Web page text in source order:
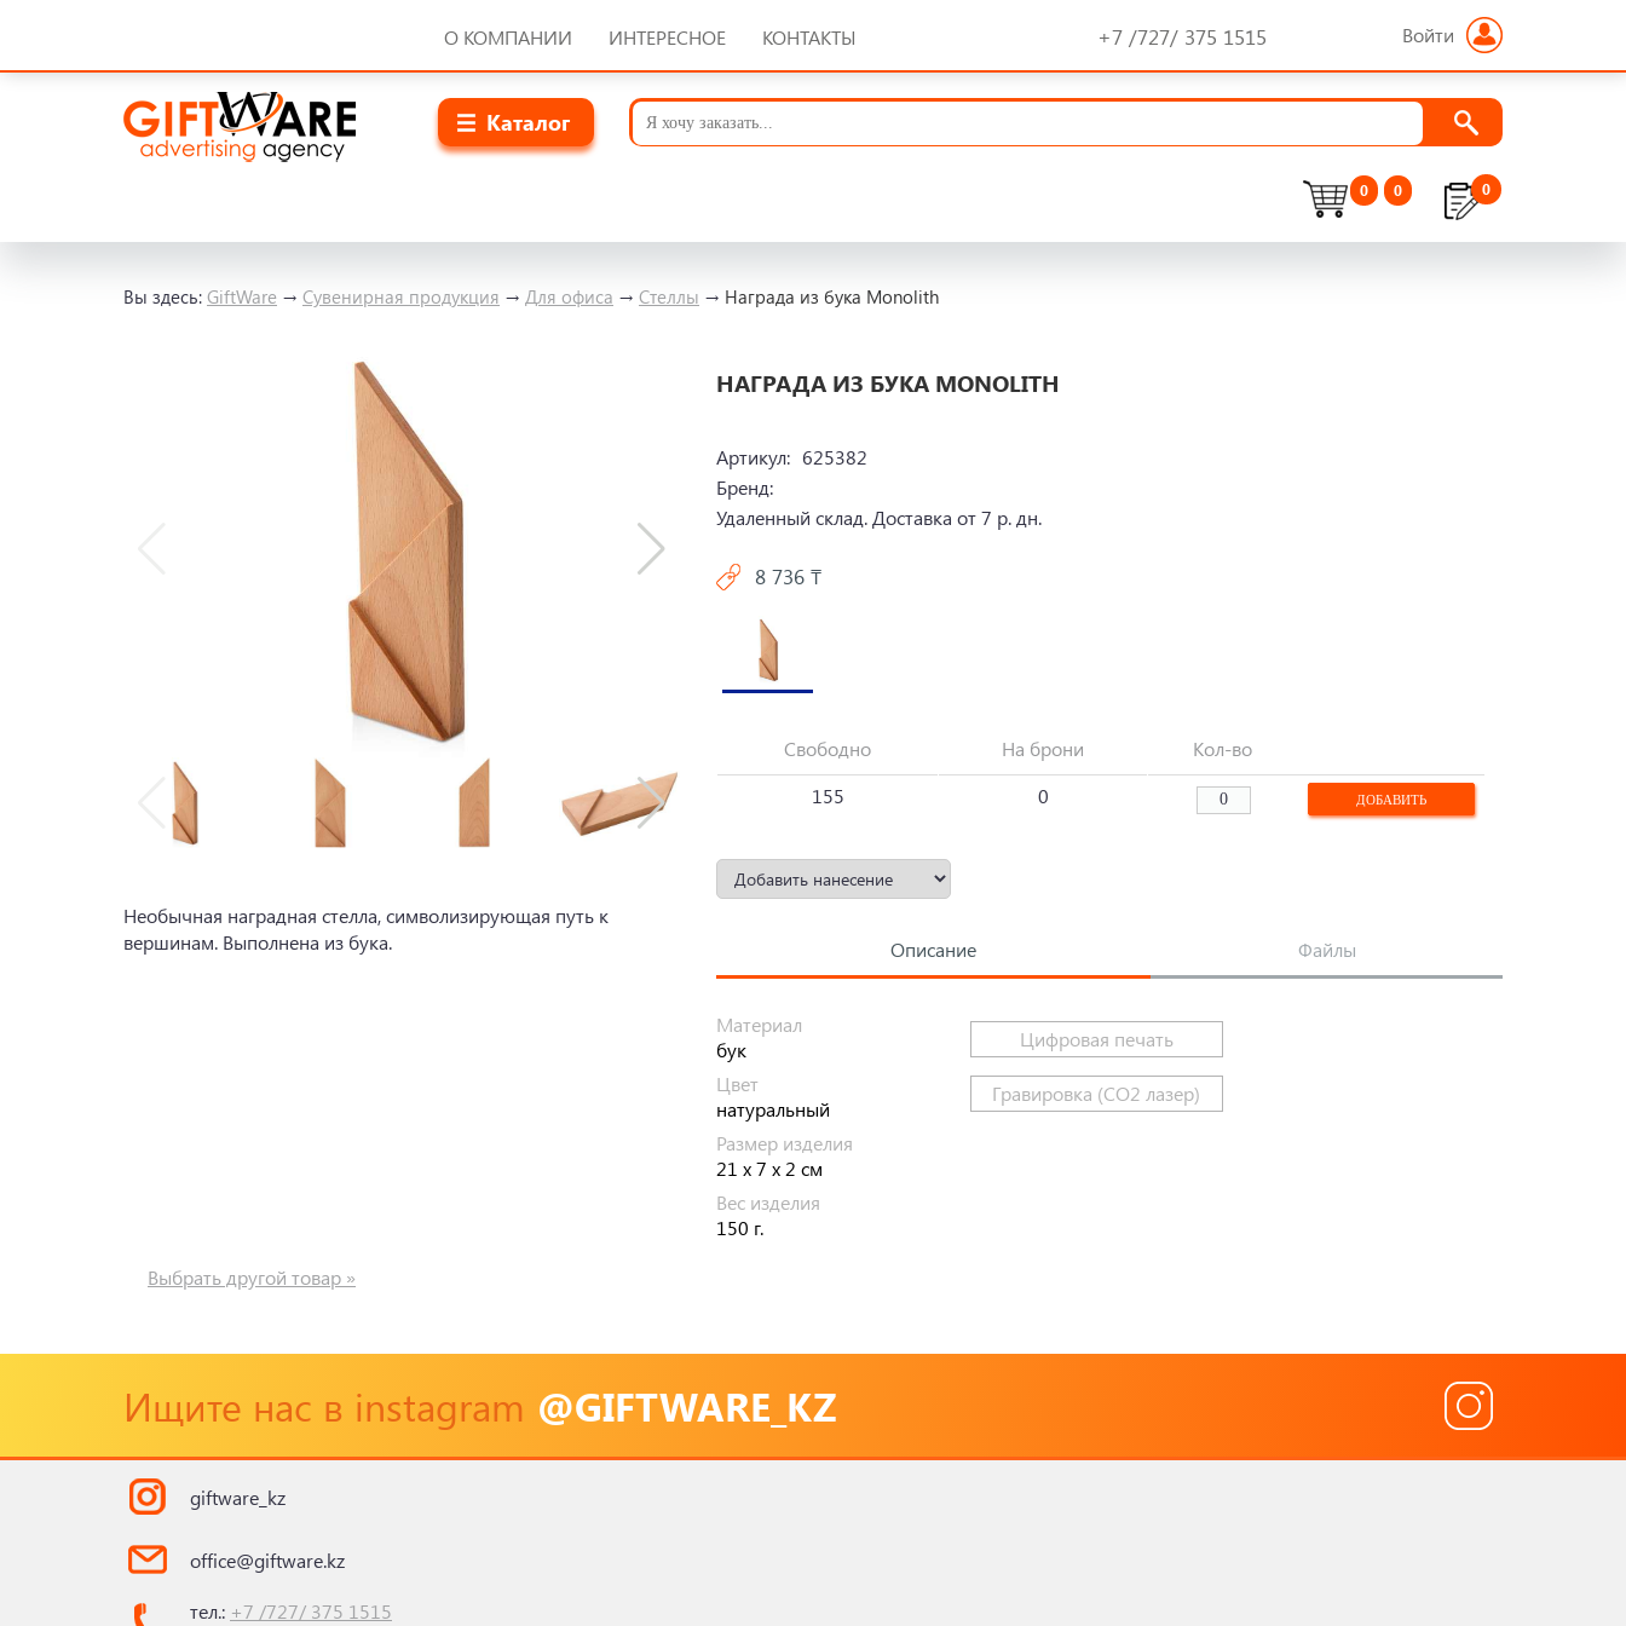
О КОМПАНИИ ИНТЕРЕСНОЕ КОНТАКТЫ +7 /727/ 375 1515 Войти
Каталог
0
0 0
Вы здесь: GiftWare → Сувенирная продукция → Для офиса → Стеллы → Награда из бука Monolith
Необычная наградная стелла, символизирующая путь к
вершинам. Выполнена из бука.
НАГРАДА ИЗ БУКА MONOLITH
Артикул: 625382
Бренд:
Удаленный склад. Доставка от 7 р. дн.
8 736 ₸
Свободно На брони
Кол-во
155
0
Описание Файлы
Материал
бук
Цвет
натуральный
Размер изделия
21 x 7 x 2 см
Вес изделия
150 г.
Цифровая печать
Гравировка (CO2 лазер)
Выбрать другой товар »
Ищите нас в instagram @GIFTWARE_KZ
giftware_kz
office@giftware.kz
тел.: +7 /727/ 375 1515